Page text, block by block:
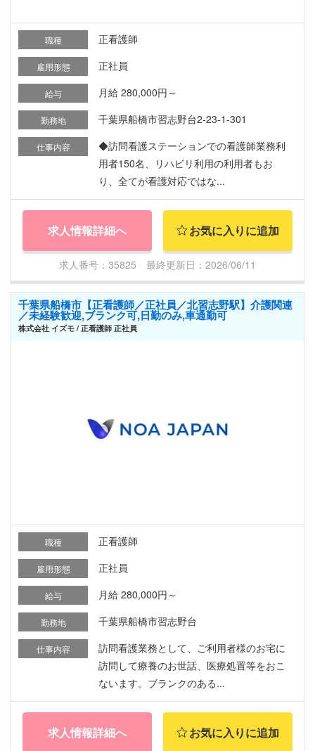
職種 正看護師
雇用形態 正社員
給与 月給 280,000円～
勤務地 千葉県船橋市習志野台2-23-1-301
仕事内容
◆訪問看護ステーションでの看護師業務利
用者150名、リハビリ利用の利用者もお
り、全てが看護対応ではな...
求人情報詳細へ お気に入りに追加
求人番号：35825 最終更新日：2026/06/11
千葉県船橋市【正看護師／正社員／北習志野駅】介護関連
／未経験歓迎,ブランク可,日勤のみ,車通勤可
株式会社 イズモ / 正看護師 正社員
職種 正看護師
雇用形態 正社員
給与 月給 280,000円～
勤務地 千葉県船橋市習志野台
仕事内容
訪問看護業務として、ご利用者様のお宅に
訪問して療養のお世話、医療処置等をおこ
ないます。ブランクのある...
求人情報詳細へ お気に入りに追加